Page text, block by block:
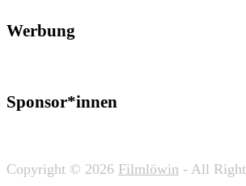
Werbung
Sponsor*innen
Copyright © 2026 Filmlöwin - All